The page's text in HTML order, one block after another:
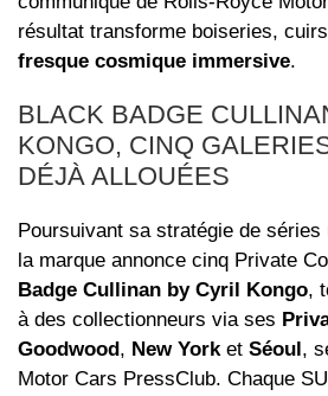
résultat transforme boiseries,
fresque cosmique immersive.
BLACK BADGE
KONGO, CINQ
DÉJÀ ALLOUÉES
Poursuivant sa stratégie de
la marque annonce cinq Private
Badge Cullinan by Cyril Kongo,
à des collectionneurs via ses
Goodwood , New Yorket Séoul ,
Motor Cars PressClub. Chaque